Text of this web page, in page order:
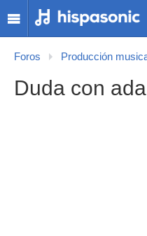
Foros Producción
Duda con